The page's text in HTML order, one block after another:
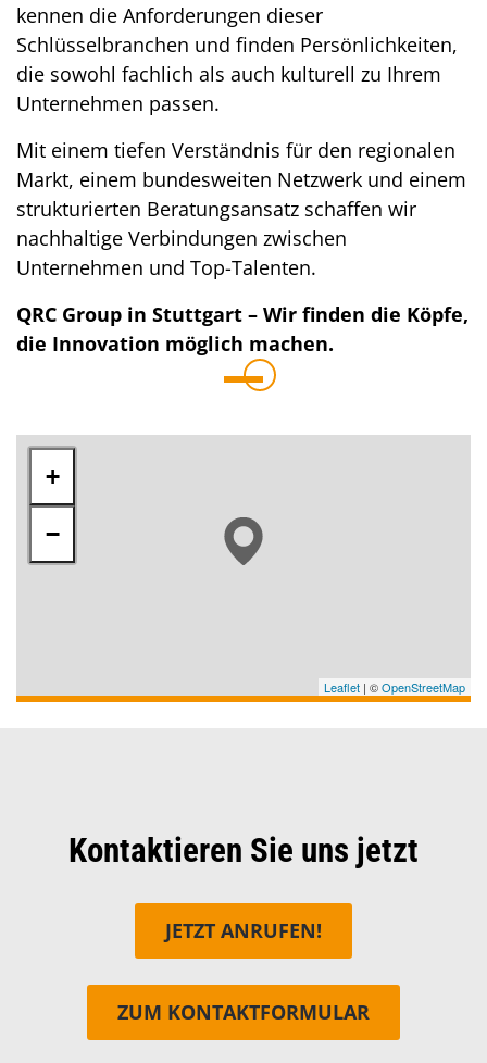
kennen die Anforderungen dieser
Schlüsselbranchen und finden Persönlichkeiten,
die sowohl fachlich als auch kulturell zu Ihrem
Unternehmen passen.
Mit einem tiefen Verständnis für den regionalen
Markt, einem bundesweiten Netzwerk und einem
strukturierten Beratungsansatz schaffen wir
nachhaltige Verbindungen zwischen
Unternehmen und Top-Talenten.
QRC Group in Stuttgart – Wir finden die Köpfe,
die Innovation möglich machen.
+
−
Leaflet | ©OpenStreetMap
Kontaktieren Sie uns jetzt
JETZT ANRUFEN!
ZUM KONTAKTFORMULAR